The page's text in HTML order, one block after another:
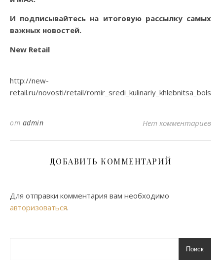
И подписывайтесь на итоговую рассылку самых
важных новостей.
New Retail
http://new-
retail.ru/novosti/retail/
от admin Нет комментариев
ДОБАВИТЬ КОММЕНТАРИЙ
Для отправки комментария вам необходимо
авторизоваться.
Поиск